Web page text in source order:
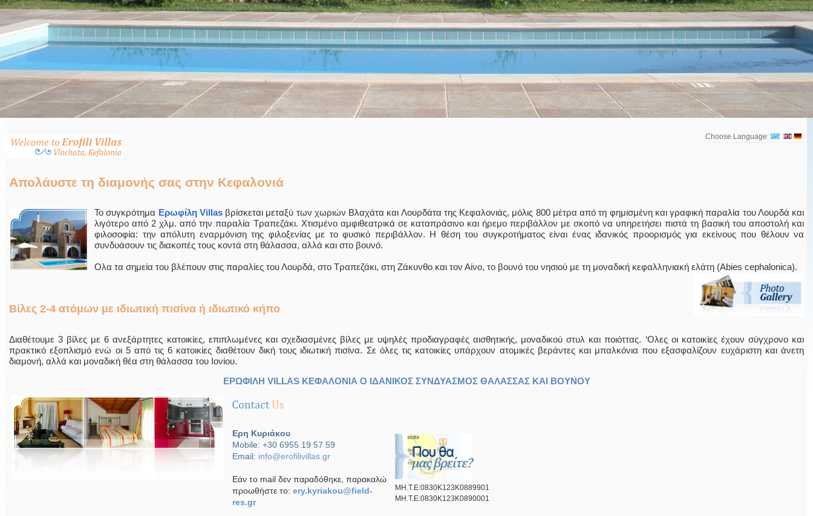
Choose Language:
Απολάυστε τη διαμονής σας στην Κεφαλονιά
Το συγκρότημα Ερωφίλη Villasβρίσκεται μεταξύ των χωριών Βλαχάτα και Λουρδάτα της Κεφαλονιάς, μόλις 800 μέτρα από τη φημισμένη και γραφική παραλία του Λουρδά και
λιγότερο από 2 χλμ. από την παραλία Τραπεζάκι. Χτισμένο αμφιθεατρικά σε καταπράσινο και ήρεμο περιβάλλον με σκοπό να υπηρετήσει πιστά τη βασική του αποστολή και
φιλοσοφία: την απόλυτη εναρμόνιση της φιλοξενίας με το φυσικό περιβάλλον. Η θέση του συγκροτήματος είναι ένας ιδανικός προορισμός για εκείνους που θέλουν να
συνδυάσουν τις διακοπές τους κοντά στη θάλασσα, αλλά και στο βουνό.
Ολα τα σημεία του βλέπουν στις παραλίες του Λουρδά, στο Τραπεζάκι, στη Ζάκυνθο και τον Αίνο, το βουνό του νησιού με τη μοναδική κεφαλληνιακή ελάτη (Abies cephalonica).
Βίλες 2-4 ατόμων με ιδιωτική πισίνα ή ιδιωτικό κήπο
Διαθέτουμε 3 βίλες με 6 ανεξάρτητες κατοικίες, επιπλωμένες και σχεδιασμένες βίλες με υψηλές προδιαγραφές αισθητικής, μοναδικού στυλ και ποιόττας. ‘Ολες οι κατοικίες έχουν σύγχρονο και
πρακτικό εξοπλισμό ενώ οι 5 από τις 6 κατοικίες διαθέτουν δική τους ιδιωτική πισίνα. Σε όλες τις κατοικίες υπάρχουν ατομικές βεράντες και μπαλκόνια που εξασφαλίζουν ευχάριστη και άνετη
διαμονή, αλλά και μοναδική θέα στη θάλασσα του Ιονίου.
ΕΡΩΦΙΛΗ VILLAS ΚΕΦΑΛΟΝΙΑ Ο ΙΔΑΝΙΚΟΣ ΣΥΝΔΥΑΣΜΟΣ ΘΑΛΑΣΣΑΣ ΚΑΙ ΒΟΥΝΟΥ
Ερη Κυριάκου
Mobile: +30 6955 19 57 59
Email: info@erofilivillas.gr
Εάν το mail δεν παραδόθηκε, παρακαλώ
προωθήστε το: ery.kyriakou@field-
res.gr
ΜΗ.Τ.Ε:0830K123K0889901
ΜΗ.Τ.Ε:0830K123K0890001